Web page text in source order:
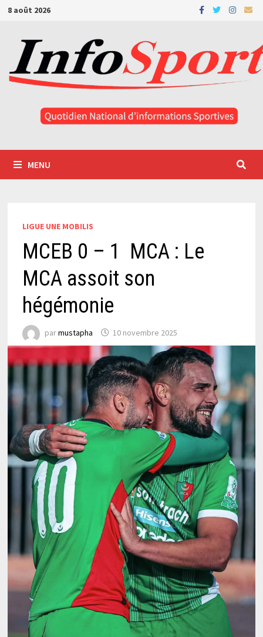
Passer
contenu
8 août 2026
MENU
LIGUE UNE MOBILIS
MCEB 0 – 1 MCA : Le
MCA assoit son
hégémonie
parmustapha 10 novembre 2025